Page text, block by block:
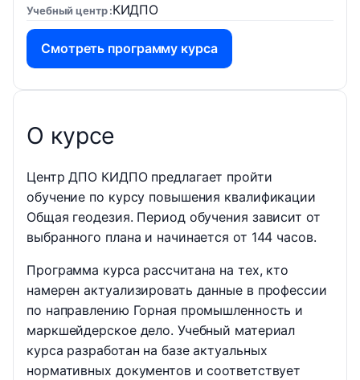
Учебный центр КИДПО
Смотреть программу курса
О курсе
Центр ДПО КИДПО предлагает пройти
обучение по курсу повышения квалификации
Общая геодезия. Период обучения зависит от
выбранного плана и начинается от 144 часов.
Программа курса рассчитана на тех, кто
намерен актуализировать данные в профессии
по направлению Горная промышленность и
маркшейдерское дело. Учебный материал
курса разработан на базе актуальных
нормативных документов и соответствует